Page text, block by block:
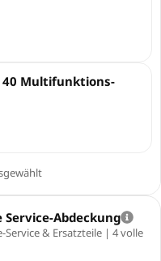
40 Multi­funk­ti­ons­
Abdeckung
Service & Ersatzteile | 4 volle